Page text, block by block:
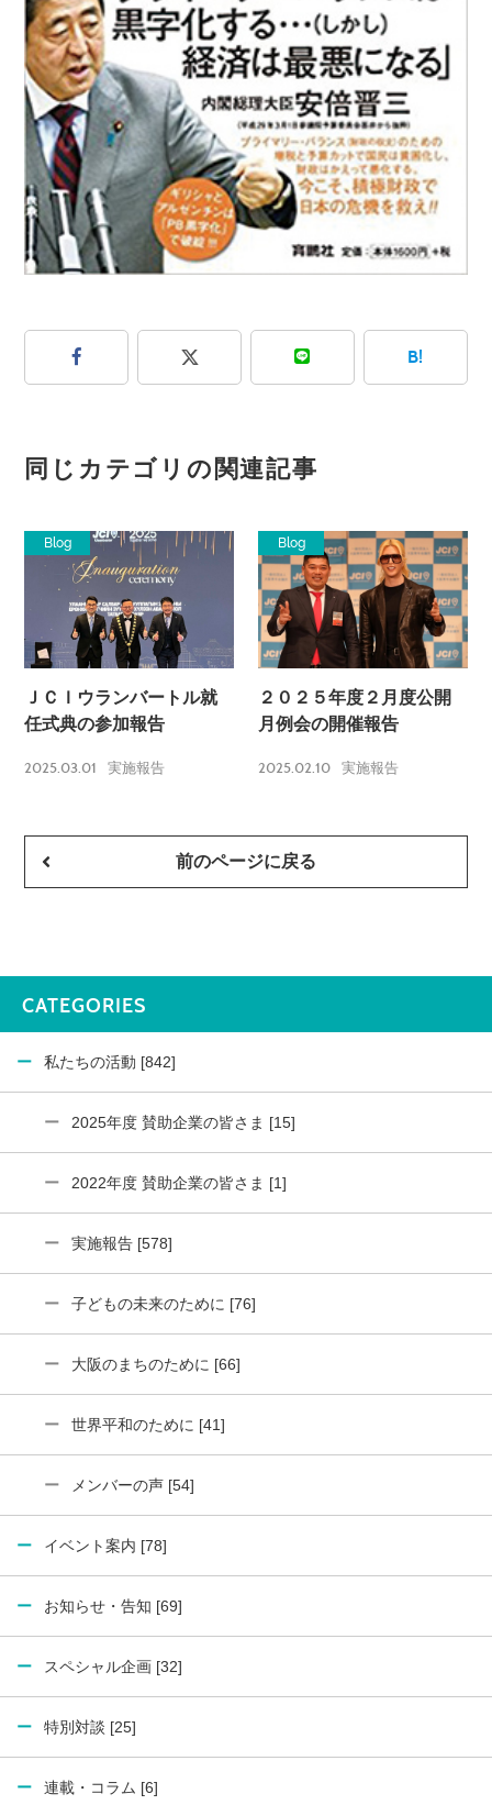
B!
同じカテゴリの関連記事
Blog
ＪＣＩウランバートル就
任式典の参加報告
2025.03.01 実施報告
Blog
２０２５年度２月度公開
月例会の開催報告
2025.02.10 実施報告
前のページに戻る
CATEGORIES
私たちの活動 [842]
2025年度 賛助企業の皆さま [15]
2022年度 賛助企業の皆さま [1]
実施報告 [578]
子どもの未来のために [76]
大阪のまちのために [66]
世界平和のために [41]
メンバーの声 [54]
イベント案内 [78]
お知らせ・告知 [69]
スペシャル企画 [32]
特別対談 [25]
連載・コラム [6]